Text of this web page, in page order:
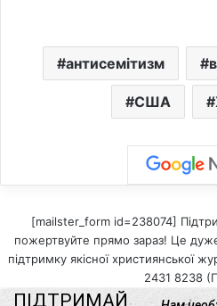
антисемітизм
США
[mailster_form id=238074]
пожертвуйте прямо зараз! Це
підтримку якісної християнської
2431 8238